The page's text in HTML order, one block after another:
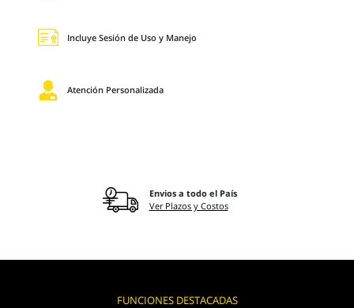
Incluye Sesión de Uso y Manejo
Atención Personalizada
Envios a todo el País
Ver Plazos y Costos
FUNCIONES DESTACADAS